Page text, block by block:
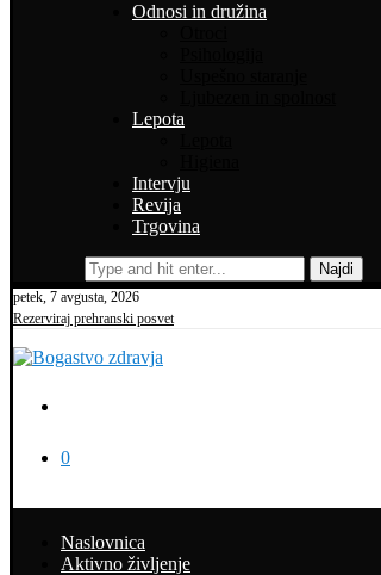
Odnosi in družina
Lepota
Intervju
Revija
Trgovina
Najdi
petek, 7 avgusta, 2026
Rezerviraj prehranski posvet
0
Naslovnica
Aktivno življenje